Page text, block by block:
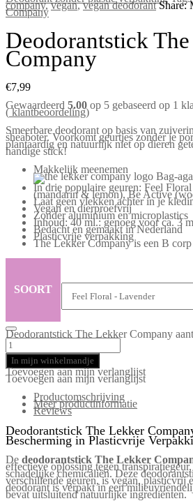
company,vegan,vegan deodorant Share:
Company
Deodorantstick
Company
€7,99
Gewaardeerd 5.00 op 5 gebaseerd op 1
(klantbeoordeling)
Smeerbare deodorant op basis van
sheaboter. Voorkomt geurtjes zonder je
plantaardig en natuurlijk niet op dieren
handige stick!
Makkelijk meenemen
In drie populaire geuren: Feel
(mandarin & lemon), Be Active
Laat geen vlekken achter in je
Vegan en dierproefvrij
Zonder aluminium en microplastics
Inhoud: 40 ml.: genoeg voor ca. 3
Bedacht en gemaakt in Nederland
Plasticvrije verpakking
The Lekker Company is een B corp
SOORT
Deodorantstick The Lekker Company
In mijn winkelmandje
Toevoegen aan mijn verlanglijst
Toevoegen aan mijn verlanglijst
Productomschrijving
Meer productinformatie
Reviews
Deodorantstick The Lekker
Bescherming in Plasticvrije
De deodorantstick The Lekker
effectieve oplossing tegen
schadelijke chemicaliën. Deze
verschillende geuren, is vegan, plasticvrij
deodorant is verpakt in een
bevat uitsluitend natuurlijke ingrediënten.